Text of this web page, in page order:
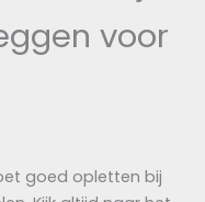
voor
goed opletten bij